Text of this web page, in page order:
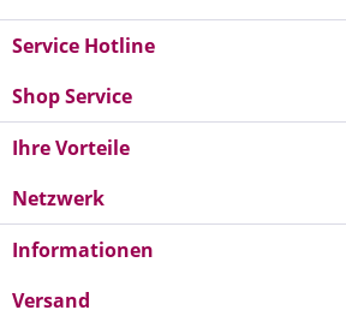
Service Hotline
Shop Service
Ihre Vorteile
Netzwerk
Informationen
Versand